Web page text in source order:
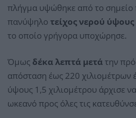
πλήγμα υψώθηκε από το σημείο
πανύψηλο τείχος νερού
το οποίο γρήγορα υποχώρησε.
Όμως δέκα λεπτά μετάτην
απόσταση έως 220 χιλιομέτρων
ύψους 1,5 χιλιομέτρου άρχισε
ωκεανό προς όλες τις